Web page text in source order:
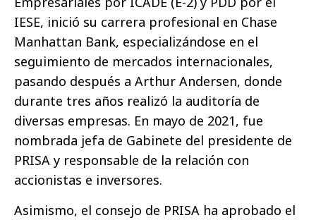
IESE, inició su carrera profesional en Chase
Manhattan Bank, especializándose en el
seguimiento de mercados internacionales,
pasando después a Arthur Andersen, donde
durante tres años realizó la auditoría de
diversas empresas. En mayo de 2021, fue
nombrada jefa de Gabinete del presidente de
PRISA y responsable de la relación con
accionistas e inversores.
Asimismo, el consejo de PRISA ha aprobado el